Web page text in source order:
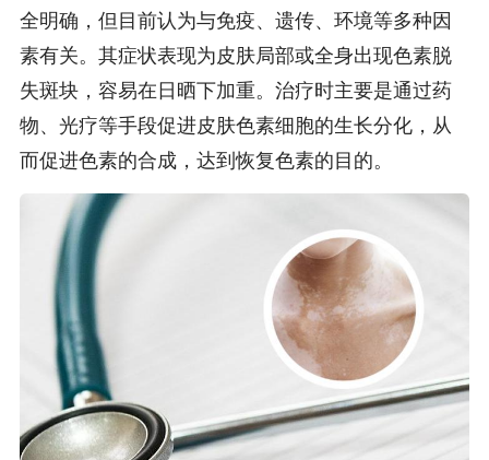
全明确，但目前认为与免疫、遗传、环境等多种因
素有关。其症状表现为皮肤局部或全身出现色素脱
失斑块，容易在日晒下加重。治疗时主要是通过药
物、光疗等手段促进皮肤色素细胞的生长分化，从
而促进色素的合成，达到恢复色素的目的。